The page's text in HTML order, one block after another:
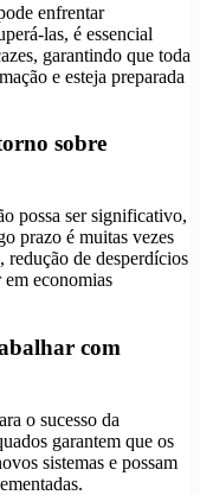
enfrentar
las, é essencial
garantindo que toda
e esteja preparada
sobre
possa ser significativo,
prazo é muitas vezes
redução de desperdícios
economias
com
o sucesso da
garantem que os
sistemas e possam